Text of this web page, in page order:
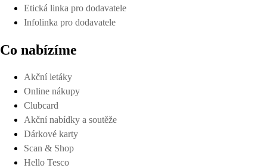
Etická linka pro dodavatele
Infolinka pro dodavatele
Co nabízíme
Akční letáky
Online nákupy
Clubcard
Akční nabídky a soutěže
Dárkové karty
Scan & Shop
Hello Tesco